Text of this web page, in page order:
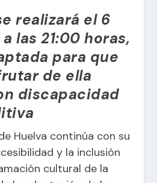
realizará el 6
las 21:00 horas,
para que
de ella
discapacidad
Huelva continúa con su
y la inclusión
cultural de la